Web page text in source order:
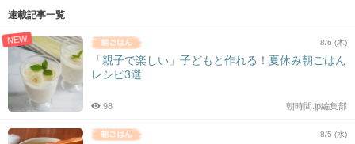
連載記事一覧
NEW 8/6 (木)
「親子で楽しい」子どもと作れる！夏休み朝ごはん
レシピ3選
朝時間.jp編集部
98
8/5 (水)